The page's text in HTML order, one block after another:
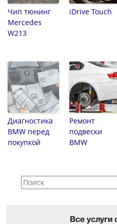
Чип тюнинг
Mercedes
W213
iDrive Touch
Диагностика
BMW перед
покупкой
Ремонт
подвески
BMW
Все услуги